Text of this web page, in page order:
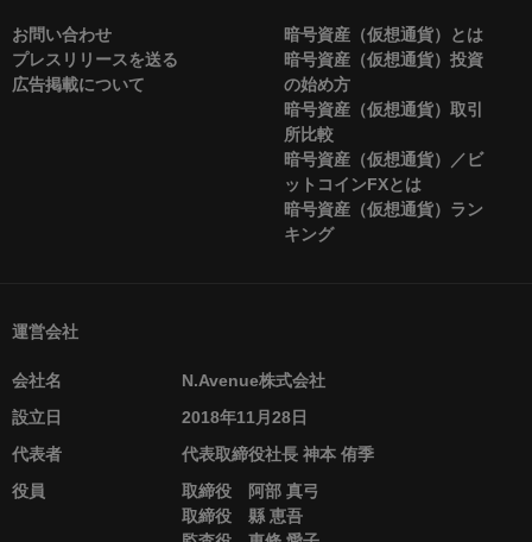
お問い合わせ
プレスリリースを送る
広告掲載について
暗号資産（仮想通貨）とは
暗号資産（仮想通貨）投資
の始め方
暗号資産（仮想通貨）取引
所比較
暗号資産（仮想通貨）／ビ
ットコインFXとは
暗号資産（仮想通貨）ラン
キング
運営会社
会社名
N.Avenue株式会社
設立日
2018年11月28日
代表者
代表取締役社長 神本 侑季
役員
取締役 阿部 真弓
取締役 縣 恵吾